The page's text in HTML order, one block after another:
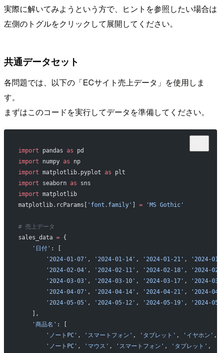
実際に解いてみようという方で、ヒントを参照したい場合は
左側のトグルをクリックして展開してください。
共通データセット
各問題では、以下の「ECサイト売上データ」を使用しま
す。
まずはこのコードを実行してデータを準備してください。
import pandas as pd
import numpy as np
import matplotlib.pyplot as plt
import seaborn as sns
import matplotlib
matplotlib.rcParams[
'font.family' = 'MS Gothic'
# 売上データ
sales_data = {
    '日付'
: [
        '2024-01-07'
, '2024-01-14' , '2024-01-21' ,
'2024-
        '2024-02-04'
, '2024-02-11' , '2024-02-18' ,
'2024-
        '2024-03-03'
, '2024-03-10' , '2024-03-17' ,
'2024-
        '2024-04-07'
, '2024-04-14' , '2024-04-21' ,
'2024-
        '2024-05-05'
, '2024-05-12' , '2024-05-19' ,
'2024-
    ],
    '商品名'
: [
        'ノートPC'
, 'スマートフォン' , 'タブレット' , 'イヤホン' ,
        'ノートPC'
, 'マウス' , 'スマートフォン' , 'タブレット' ,